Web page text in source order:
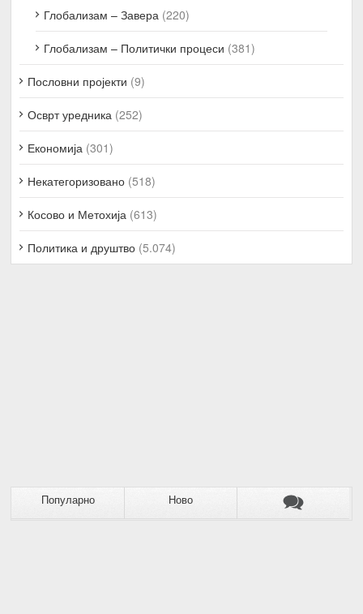
Глобализам – Завера (220)
Глобализам – Политички процеси (381)
Пословни пројекти (9)
Осврт уредника (252)
Економија (301)
Некатегоризовано (518)
Косово и Метохија (613)
Политика и друштво (5.074)
Популарно Ново